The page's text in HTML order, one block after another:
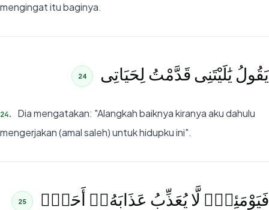
mengingat itu baginya.
يَقُولُ يَٰلَيْتَنِى قَدَّمْتُ لِحَيَاتِى 24
24.
Dia mengatakan: "Alangkah baiknya kiranya aku dahulu
mengerjakan (amal saleh) untuk hidupku ini".
فَيَوْمَئِذٍۢ لَّا يُعَذِّبُ عَذَابَهُۥٓ أَحَدٌۭ 25